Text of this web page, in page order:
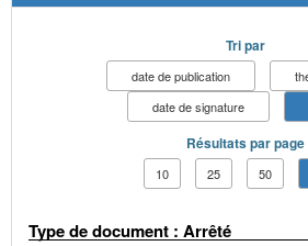
Tri par
date de publication
date de signature
Résultats par page
10 25 50
Type de document : Arrêté